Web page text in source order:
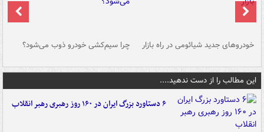
خودروهای جدید شیائومی در راه بازار چرا سیم‌کشی خودرو ذوب می‌شود؟
این مطالب را از دست ندهید....
۶ دستاورد بزرگ ایران در ۱۶۰ روز رهبری رهبر انقلاب